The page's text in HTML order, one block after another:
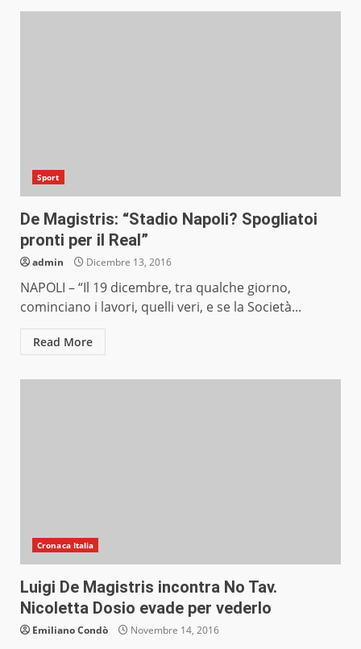
Sport
De Magistris: “Stadio Napoli? Spogliatoi
pronti per il Real”
admin Dicembre 13, 2016
NAPOLI – “Il 19 dicembre, tra qualche giorno,
cominciano i lavori, quelli veri, e se la Società...
Read More
Cronaca Italia
Luigi De Magistris incontra No Tav.
Nicoletta Dosio evade per vederlo
Emiliano Condò Novembre 14, 2016